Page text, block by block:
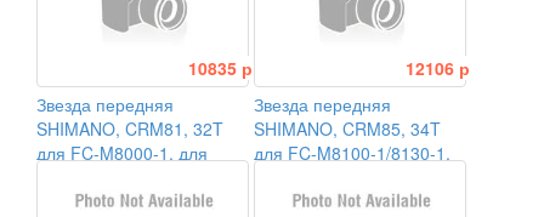
10835 р
Звезда передняя
SHIMANO, CRM81, 32T
для FC-M8000-1, для
12106 р
Звезда передняя
SHIMANO, CRM85, 34T
для FC-M8100-1/8130-1,
CL:52/56,5мм